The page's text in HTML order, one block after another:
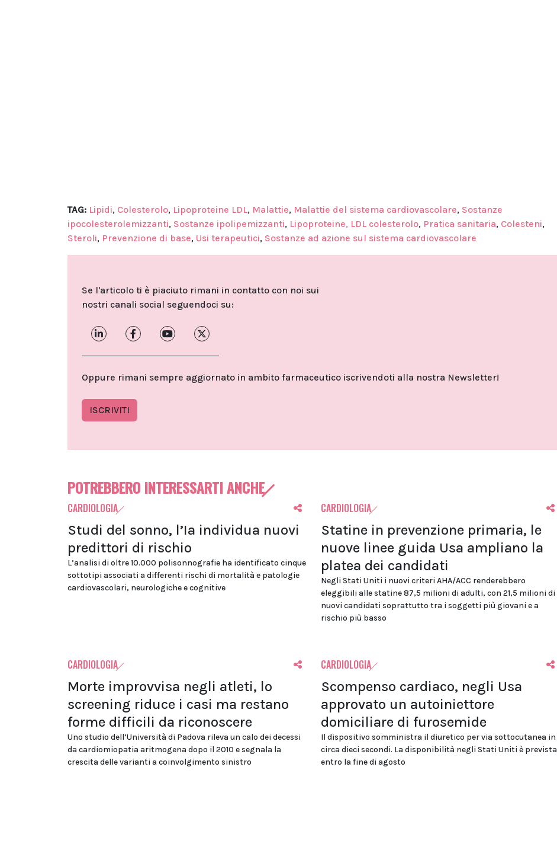
TAG: Lipidi, Colesterolo, Lipoproteine LDL, Malattie, Malattie del sistema cardiovascolare, Sostanze
ipocolesterolemizzanti, Sostanze ipolipemizzanti, Lipoproteine, LDL colesterolo, Pratica sanitaria, Colesteni,
Steroli, Prevenzione di base, Usi terapeutici, Sostanze ad azione sul sistema cardiovascolare
Se l'articolo ti è piaciuto rimani in contatto con noi sui
nostri canali social seguendoci su:
Oppure rimani sempre aggiornato in ambito farmaceutico iscrivendoti alla nostra Newsletter!
ISCRIVITI
POTREBBERO INTERESSARTI ANCHE
CARDIOLOGIA
Studi del sonno, l’Ia individua nuovi
predittori di rischio
L’analisi di oltre 10.000 polisonnografie ha identificato cinque
sottotipi associati a differenti rischi di mortalità e patologie
cardiovascolari, neurologiche e cognitive
CARDIOLOGIA
Statine in prevenzione primaria, le
nuove linee guida Usa ampliano la
platea dei candidati
Negli Stati Uniti i nuovi criteri AHA/ACC renderebbero
eleggibili alle statine 87,5 milioni di adulti, con 21,5 milioni di
nuovi candidati soprattutto tra i soggetti più giovani e a
rischio più basso
CARDIOLOGIA
Morte improvvisa negli atleti, lo
screening riduce i casi ma restano
forme difficili da riconoscere
Uno studio dell’Università di Padova rileva un calo dei decessi
da cardiomiopatia aritmogena dopo il 2010 e segnala la
crescita delle varianti a coinvolgimento sinistro
CARDIOLOGIA
Scompenso cardiaco, negli Usa
approvato un autoiniettore
domiciliare di furosemide
Il dispositivo somministra il diuretico per via sottocutanea in
circa dieci secondi. La disponibilità negli Stati Uniti è prevista
entro la fine di agosto